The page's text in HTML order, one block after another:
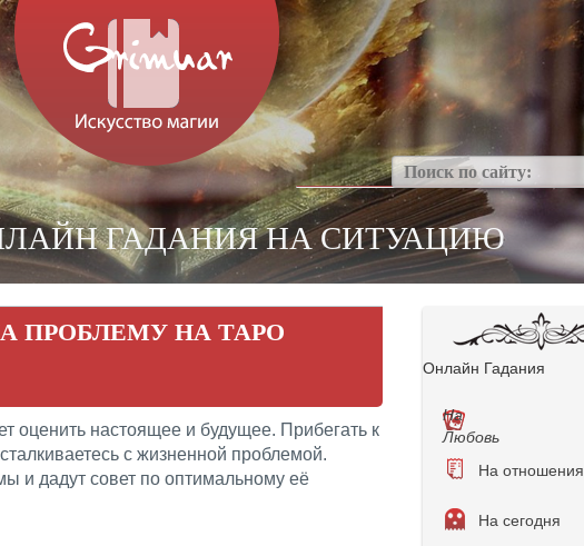
ГАДАНИЯ НА СИТУАЦИЮ
ПРОБЛЕМУ НА ТАРО
оценить настоящее и будущее. Прибегать к
с жизненной проблемой.
и дадут совет по оптимальному её
Онлайн Гадания
На
Любовь
На отношения
На сегодня